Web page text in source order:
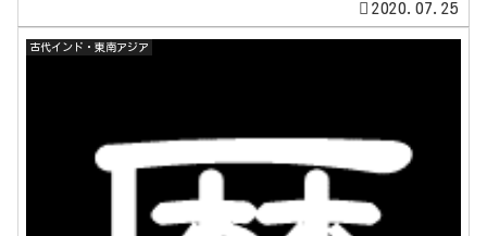
2020.07.25
古代インド・東南アジア